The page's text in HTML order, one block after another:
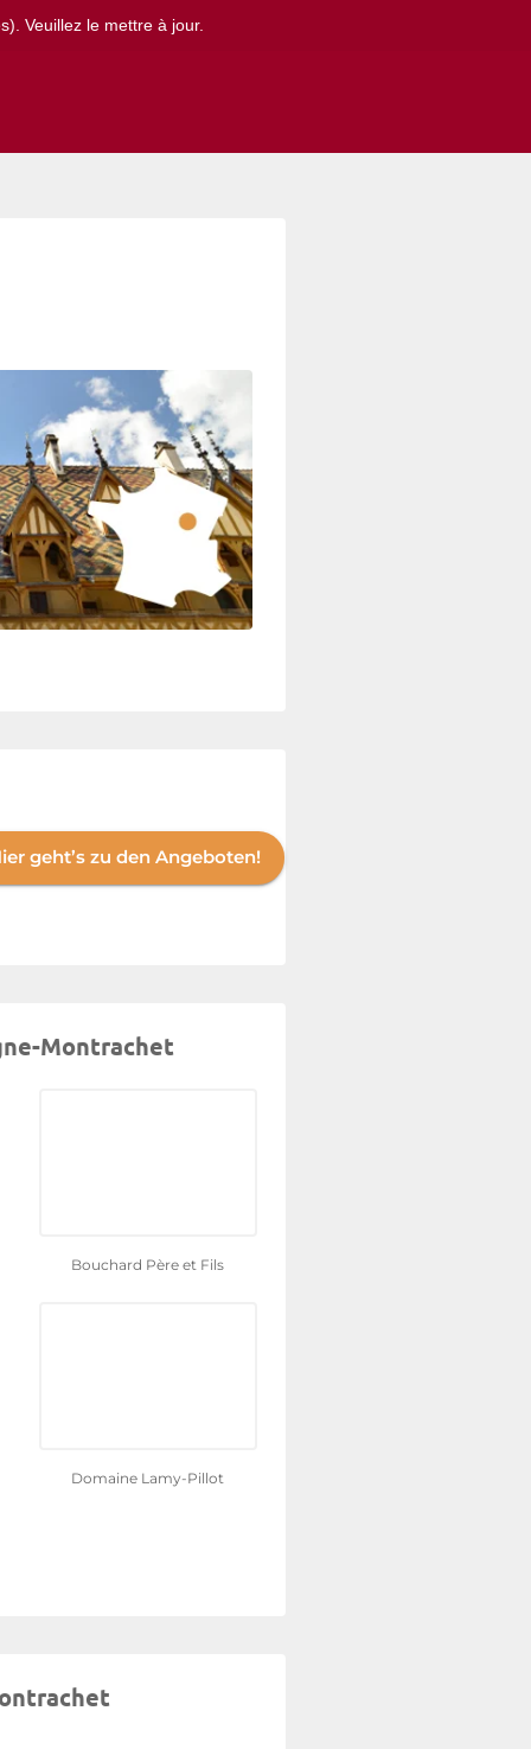
Veuillez le mettre à jour.
geht’s zu den Angeboten!
Montrachet
Bouchard Père et Fils
Domaine Lamy-Pillot